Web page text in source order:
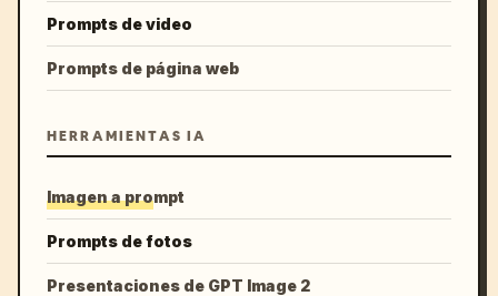
Prompts de video
Prompts de página web
HERRAMIENTAS IA
Imagen a prompt
Prompts de fotos
Presentaciones de GPT Image 2